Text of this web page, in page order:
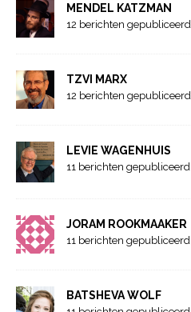
MENDEL KATZMAN
12 berichten gepubliceerd
TZVI MARX
12 berichten gepubliceerd
LEVIE WAGENHUIS
11 berichten gepubliceerd
JORAM ROOKMAAKER
11 berichten gepubliceerd
BATSHEVA WOLF